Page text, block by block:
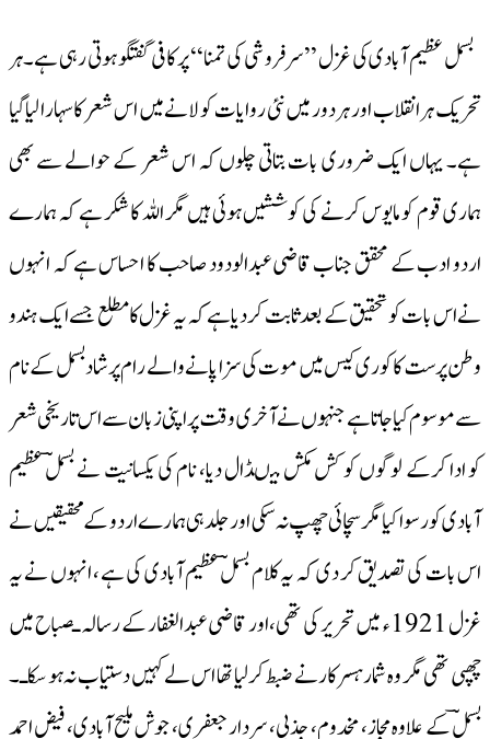
بسمل عظیم آبادی کی غزل ’’سرفروشی کی تمنا‘‘ پر کافی گفتگو ہوتی رہی ہے۔ہر
تحریک ہر انقلاب اور ہردور میں نئی روایات کو لانے میں اس شعر کا سہارا لیاگیا
ہے۔ یہاں ایک ضروری بات بتاتی چلوں کہ اس شعر کے حوالے سے بھی
ہماری قوم کو مایوس کرنے کی کوششیں ہوئی ہیں مگر اللہ کا شکر ہے کہ ہمارے
اردو ادب کے محقق جناب قاضی عبدالودود صاحب کا احساس ہے کہ انہوں
نے اس بات کو تحقیق کے بعد ثابت کردیا ہے کہ یہ غزل کامطلع جسے ایک ہندو
وطن پرست کاکوری کیس میں موت کی سزا پانے والے رام پرشاد بسمل کے نام
سے موسوم کیا جاتا ہے جنہوں نے آخری وقت پر اپنی زبان سے اس تاریخی شعر
کو ادا کرکے لوگوں کو کش مکش میںڈال دیا، نام کی یکسانیت نے بسملؔ عظیم
آبادی کو رسوا کیا مگر سچائی چھپ نہ سکی اور جلد ہی ہمارے اردو کے محقیقیں نے
اس بات کی تصدیق کر دی کہ یہ کلام بسملؔ عظیم آبادی کی ہے ، انہوں نے یہ
غزل 1921ء میں تحریر کی تھی،اور قاضی عبدالغفار کے رسالہ ـصباح میں
چھپی تھی مگر وہ شمارہسرکار نے ضبط کر لیا تھا اس لے کہیں دستیاب نہ ہو سکاـ۔
بسملؔ کے علاوہ مجاز، مخدوم، جذبی، سردار جعفری، جوش ملیح آبادی، فیض احمد